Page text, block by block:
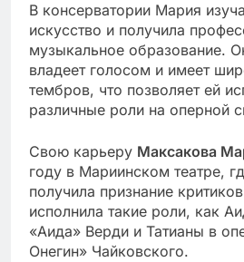
В консерватории Мария
искусство и получила
музыкальное образование.
владеет голосом и имеет
тембров, что позволяет ей
различные роли на оперной
Свою карьеру Максакова
году в Мариинском театре,
получила признание
исполнила такие роли, как
«Аида» Верди и Татианы в
Онегин» Чайковского.